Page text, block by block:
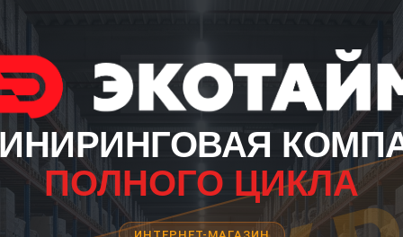
ПОЛНОГО ЦИКЛА
ИНТЕРНЕТ-МАГАЗИН